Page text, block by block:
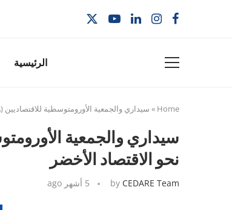
الرئيسية
Home
» سيداري والجمعية الأورومتوسطية للاقتصاديين (EMEA) توقّعان مذكرة تفاهم لتعزيز التنمية المستدامة والتحول نحو الاقتصاد الأخضر
نحو الاقتصاد الأخضر
by CEDARE Team 5 أشهر ago